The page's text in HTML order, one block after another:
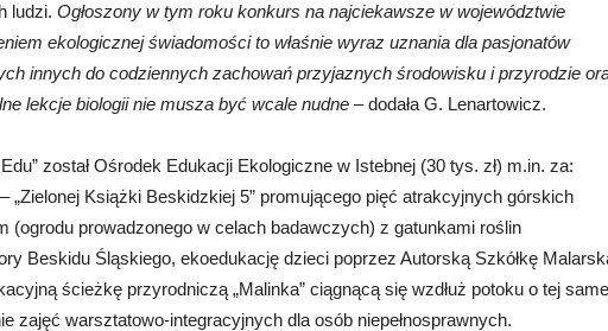
ludzi. Ogłoszony w tym roku konkurs na najciekawsze w województwie
ekologicznej świadomości to właśnie wyraz uznania dla pasjonatów
innych do codziennych zachowań przyjaznych środowisku i przyrodzie
lekcje biologii nie musza być wcale nudne – dodała G. Lenartowicz.
został Ośrodek Edukacji Ekologiczne w Istebnej (30 tys. zł) m.in. za:
„Zielonej Książki Beskidzkiej 5” promującego pięć atrakcyjnych górskich
(ogrodu prowadzonego w celach badawczych) z gatunkami roślin
Beskidu Śląskiego, ekoedukację dzieci poprzez Autorską Szkółkę
ścieżkę przyrodniczą „Malinka” ciągnącą się wzdłuż potoku o tej
zajęć warsztatowo-integracyjnych dla osób niepełnosprawnych.